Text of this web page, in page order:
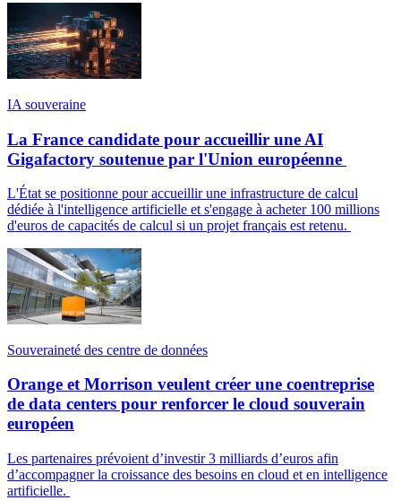
IA souveraine
La France candidate pour accueillir une AI
Gigafactory soutenue par l'Union européenne
L'État se positionne pour accueillir une infrastructure de calcul
dédiée à l'intelligence artificielle et s'engage à acheter 100 millions
d'euros de capacités de calcul si un projet français est retenu.
Souveraineté des centre de données
Orange et Morrison veulent créer une coentreprise
de data centers pour renforcer le cloud souverain
européen
Les partenaires prévoient d’investir 3 milliards d’euros afin
d’accompagner la croissance des besoins en cloud et en intelligence
artificielle.